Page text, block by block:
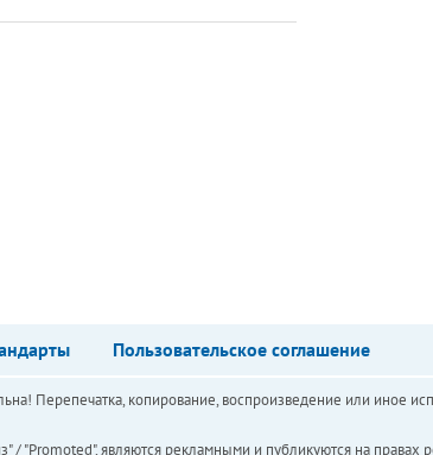
Пользовательское соглашение
Перепечатка, копирование, воспроизведение или иное
являются рекламными и публикуются на правах